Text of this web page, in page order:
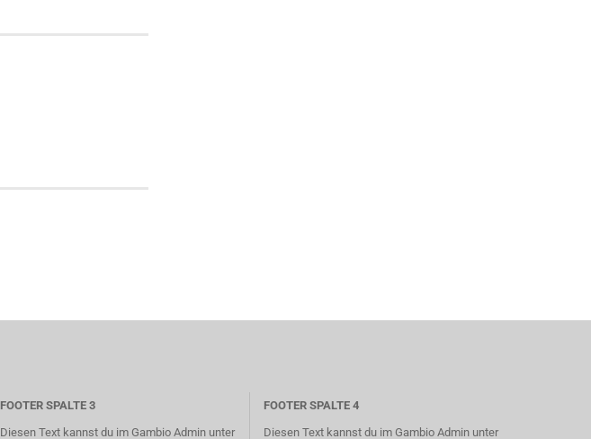
FOOTER SPALTE 3
Diesen Text kannst du im Gambio Admin unter
FOOTER SPALTE 4
Diesen Text kannst du im Gambio Admin unter